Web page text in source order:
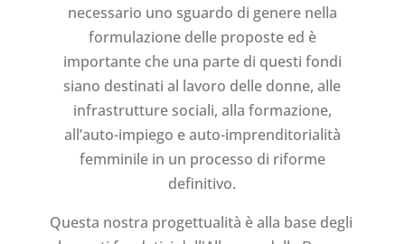
necessario uno sguardo di genere nella
formulazione delle proposte ed è
importante che una parte di questi fondi
siano destinati al lavoro delle donne, alle
infrastrutture sociali, alla formazione,
all’auto-impiego e auto-imprenditorialità
femminile in un processo di riforme
definitivo.
Questa nostra progettualità è alla base degli